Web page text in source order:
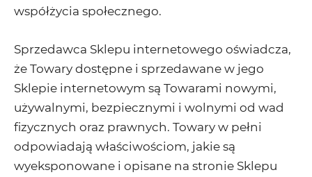
współżycia społecznego.
Sprzedawca Sklepu internetowego oświadcza,
że Towary dostępne i sprzedawane w jego
Sklepie internetowym są Towarami nowymi,
używalnymi, bezpiecznymi i wolnymi od wad
fizycznych oraz prawnych. Towary w pełni
odpowiadają właściwościom, jakie są
wyeksponowane i opisane na stronie Sklepu